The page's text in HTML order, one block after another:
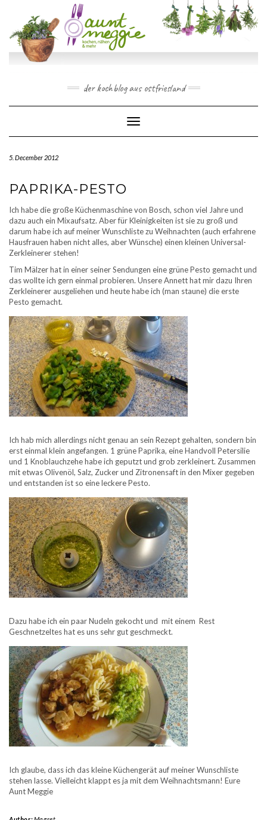
content
der kochblog aus ostfriesland
Toggle Navigation
5. December 2012
PAPRIKA-PESTO
Ich habe die große Küchenmaschine von Bosch, schon viel Jahre und
dazu auch ein Mixaufsatz. Aber für Kleinigkeiten ist sie zu groß und
darum habe ich auf meiner Wunschliste zu Weihnachten (auch erfahrene
Hausfrauen haben nicht alles, aber Wünsche) einen kleinen Universal-
Zerkleinerer stehen!
Tim Mälzer hat in einer seiner Sendungen eine grüne Pesto gemacht und
das wollte ich gern einmal probieren. Unsere Annett hat mir dazu Ihren
Zerkleinerer ausgeliehen und heute habe ich (man staune) die erste
Pesto gemacht.
Ich hab mich allerdings nicht genau an sein Rezept gehalten, sondern bin
erst einmal klein angefangen. 1 grüne Paprika, eine Handvoll Petersilie
und 1 Knoblauchzehe habe ich geputzt und grob zerkleinert. Zusammen
mit etwas Olivenöl, Salz, Zucker und Zitronensaft in den Mixer gegeben
und entstanden ist so eine leckere Pesto.
Dazu habe ich ein paar Nudeln gekocht und mit einem Rest
Geschnetzeltes hat es uns sehr gut geschmeckt.
Ich glaube, dass ich das kleine Küchengerät auf meiner Wunschliste
stehen lasse. Vielleicht klappt es ja mit dem Weihnachtsmann! Eure
Aunt Meggie